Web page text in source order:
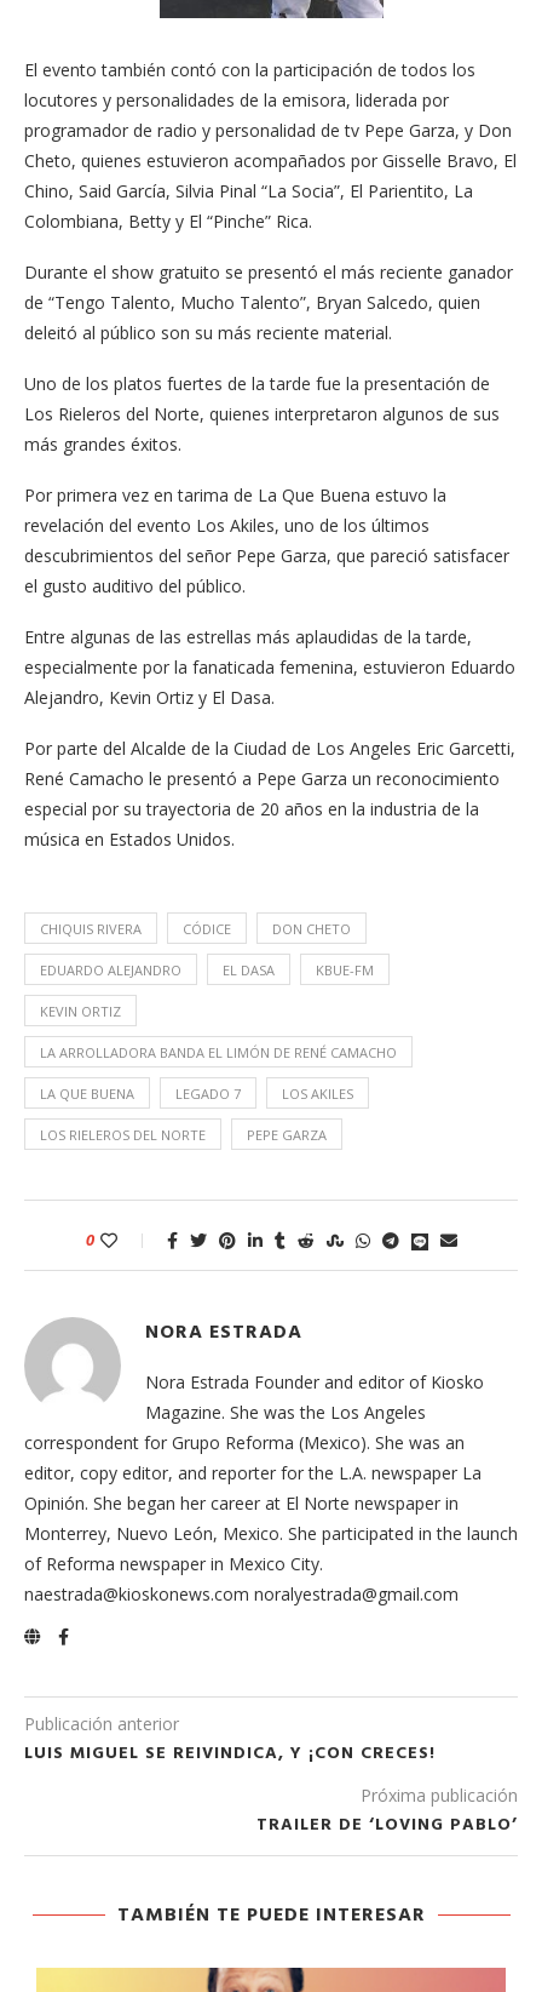
El evento también contó con la participación de todos los
locutores y personalidades de la emisora, liderada por
programador de radio y personalidad de tv Pepe Garza, y Don
Cheto, quienes estuvieron acompañados por Gisselle Bravo, El
Chino, Said García, Silvia Pinal “La Socia”, El Parientito, La
Colombiana, Betty y El “Pinche” Rica.
Durante el show gratuito se presentó el más reciente ganador
de “Tengo Talento, Mucho Talento”, Bryan Salcedo, quien
deleitó al público son su más reciente material.
Uno de los platos fuertes de la tarde fue la presentación de
Los Rieleros del Norte, quienes interpretaron algunos de sus
más grandes éxitos.
Por primera vez en tarima de La Que Buena estuvo la
revelación del evento Los Akiles, uno de los últimos
descubrimientos del señor Pepe Garza, que pareció satisfacer
el gusto auditivo del público.
Entre algunas de las estrellas más aplaudidas de la tarde,
especialmente por la fanaticada femenina, estuvieron Eduardo
Alejandro, Kevin Ortiz y El Dasa.
Por parte del Alcalde de la Ciudad de Los Angeles Eric Garcetti,
René Camacho le presentó a Pepe Garza un reconocimiento
especial por su trayectoria de 20 años en la industria de la
música en Estados Unidos.
CHIQUIS RIVERA CÓDICE DON CHETO
EDUARDO ALEJANDRO EL DASA KBUE-FM
KEVIN ORTIZ
LA ARROLLADORA BANDA EL LIMÓN DE RENÉ CAMACHO
LA QUE BUENA LEGADO 7 LOS AKILES
LOS RIELEROS DEL NORTE PEPE GARZA
0
NORA ESTRADA
Nora Estrada Founder and editor of Kiosko
Magazine. She was the Los Angeles
correspondent for Grupo Reforma (Mexico). She was an
editor, copy editor, and reporter for the L.A. newspaper La
Opinión. She began her career at El Norte newspaper in
Monterrey, Nuevo León, Mexico. She participated in the launch
of Reforma newspaper in Mexico City.
naestrada@kioskonews.com noralyestrada@gmail.com
Publicación anterior
LUIS MIGUEL SE REIVINDICA, Y ¡CON CRECES!
Próxima publicación
TRAILER DE ‘LOVING PABLO’
TAMBIÉN TE PUEDE INTERESAR